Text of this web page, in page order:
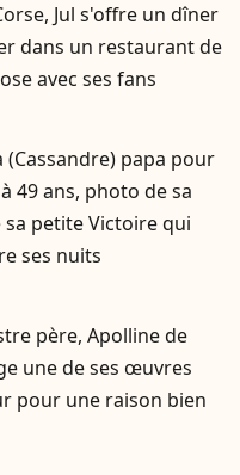
Jul s'offre un dîner
dans un restaurant de
avec ses fans
(Cassandre) papa pour
49 ans, photo de sa
petite Victoire qui
ses nuits
père, Apolline de
une de ses œuvres
pour une raison bien